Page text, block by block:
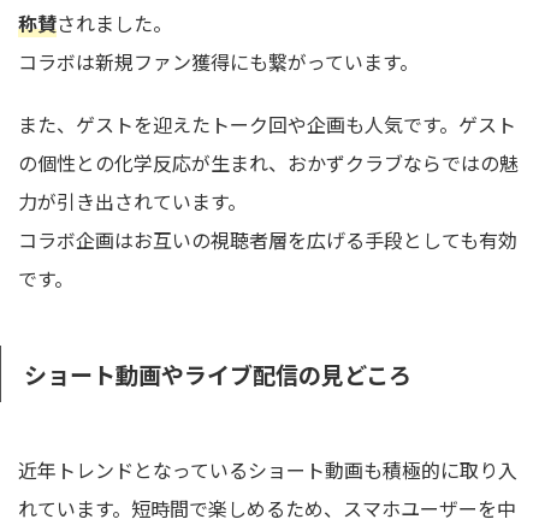
称賛されました。
コラボは新規ファン獲得にも繋がっています。
また、ゲストを迎えたトーク回や企画も人気です。ゲスト
の個性との化学反応が生まれ、おかずクラブならではの魅
力が引き出されています。
コラボ企画はお互いの視聴者層を広げる手段としても有効
です。
ショート動画やライブ配信の見どころ
近年トレンドとなっているショート動画も積極的に取り入
れています。短時間で楽しめるため、スマホユーザーを中